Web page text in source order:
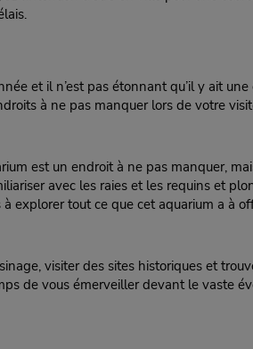
5:00 PM
Holiday Hours
Heures d'exploitation :
location se trouve dans le
terminal à une courte
et il n’est pas étonnant qu’il y ait
à ne pas manquer lors de votre
est un endroit à ne pas manquer,
avec les raies et les requins et
explorer tout ce que cet aquarium a à
visiter des sites historiques et
de vous émerveiller devant le vaste